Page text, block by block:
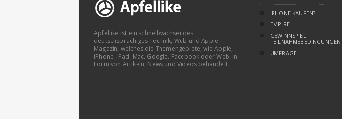
Apfellike ist ein schnellwachsendes
deutschsprachiges Technik, Web und Apple
Magazin, welches die Themengebiete, wie Apple,
iPhone, iPad, Mac, Google, Facebook oder Web, in
Form von Artikeln, News und Videos behandelt.
IPHONE KAUFEN?
EMPIRE
GEWINNSPIEL
TEILNAHMEBEDINGUNGEN
UMFRAGE